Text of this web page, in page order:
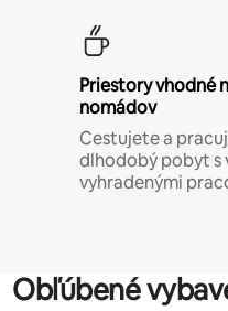
Priestory vhodné
nomádov
Cestujete a
dlhodobý pobyt s
vyhradenými
Obľúbené